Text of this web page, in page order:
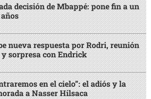
decisión de Mbappé: pone fin a un
nueva respuesta por Rodri, reunión
sorpresa con Endrick
en el cielo”: el adiós y la
a Nasser Hilsaca